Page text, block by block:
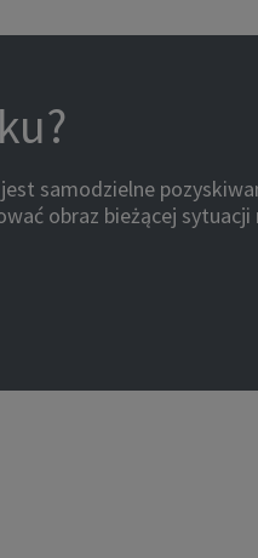
samodzielne
obraz bieżącej